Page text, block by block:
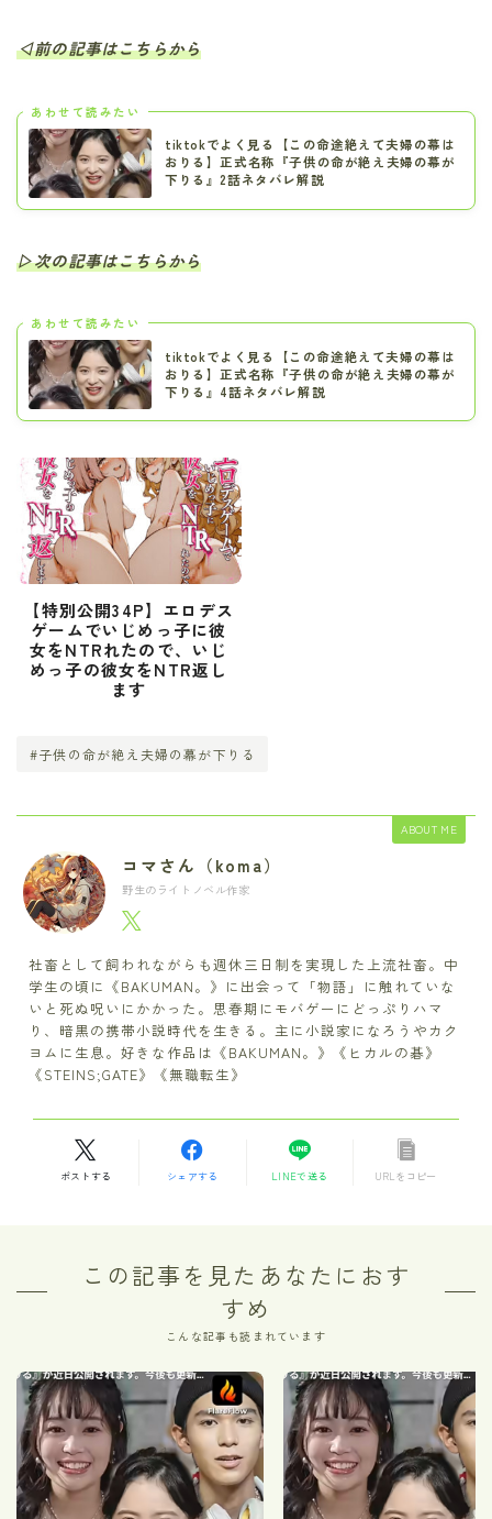
◁前の記事はこちらから
あわせて読みたい
tiktokでよく見る【この命途絶えて夫婦の幕は
おりる】正式名称『子供の命が絶え夫婦の幕が
下りる』2話ネタバレ解説
▷次の記事はこちらから
あわせて読みたい
tiktokでよく見る【この命途絶えて夫婦の幕は
おりる】正式名称『子供の命が絶え夫婦の幕が
下りる』4話ネタバレ解説
【特別公開34P】エロデス
ゲームでいじめっ子に彼
女をNTRれたので、いじ
めっ子の彼女をNTR返し
ます
#子供の命が絶え夫婦の幕が下りる
ABOUT ME
コマさん（koma）
野生のライトノベル作家
社畜として飼われながらも週休三日制を実現した上流社畜。中
学生の頃に《BAKUMAN。》に出会って「物語」に触れていな
いと死ぬ呪いにかかった。思春期にモバゲーにどっぷりハマ
り、暗黒の携帯小説時代を生きる。主に小説家になろうやカク
ヨムに生息。好きな作品は《BAKUMAN。》《ヒカルの碁》
《STEINS;GATE》《無職転生》
ポストする シェアする LINEで送る URLをコピー
この記事を見たあなたにおす
すめ
こんな記事も読まれています